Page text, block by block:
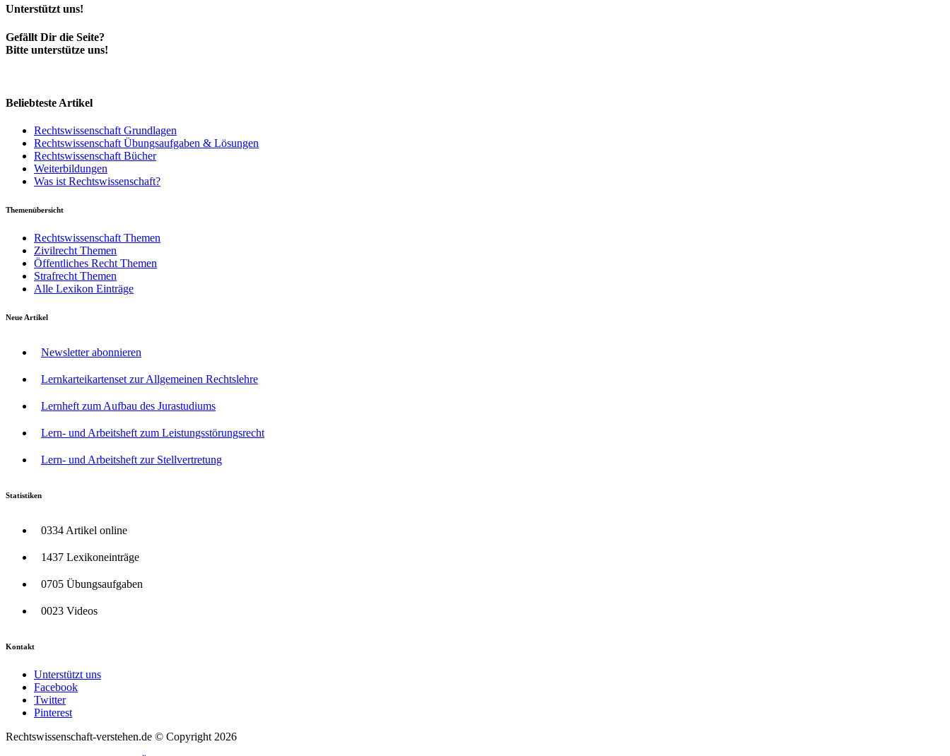
Unterstützt uns!
Gefällt Dir die Seite?
Bitte unterstütze uns!
Beliebteste Artikel
Rechtswissenschaft Grundlagen
Rechtswissenschaft Übungsaufgaben & Lösungen
Rechtswissenschaft Bücher
Weiterbildungen
Was ist Rechtswissenschaft?
Themenübersicht
Rechtswissenschaft Themen
Zivilrecht Themen
Öffentliches Recht Themen
Strafrecht Themen
Alle Lexikon Einträge
Neue Artikel
Newsletter abonnieren
Lernkarteikartenset zur Allgemeinen Rechtslehre
Lernheft zum Aufbau des Jurastudiums
Lern- und Arbeitsheft zum Leistungsstörungsrecht
Lern- und Arbeitsheft zur Stellvertretung
Statistiken
0334 Artikel online
1437 Lexikoneinträge
0705 Übungsaufgaben
0023 Videos
Kontakt
Unterstützt uns
Facebook
Twitter
Pinterest
Rechtswissenschaft-verstehen.de © Copyright 2026